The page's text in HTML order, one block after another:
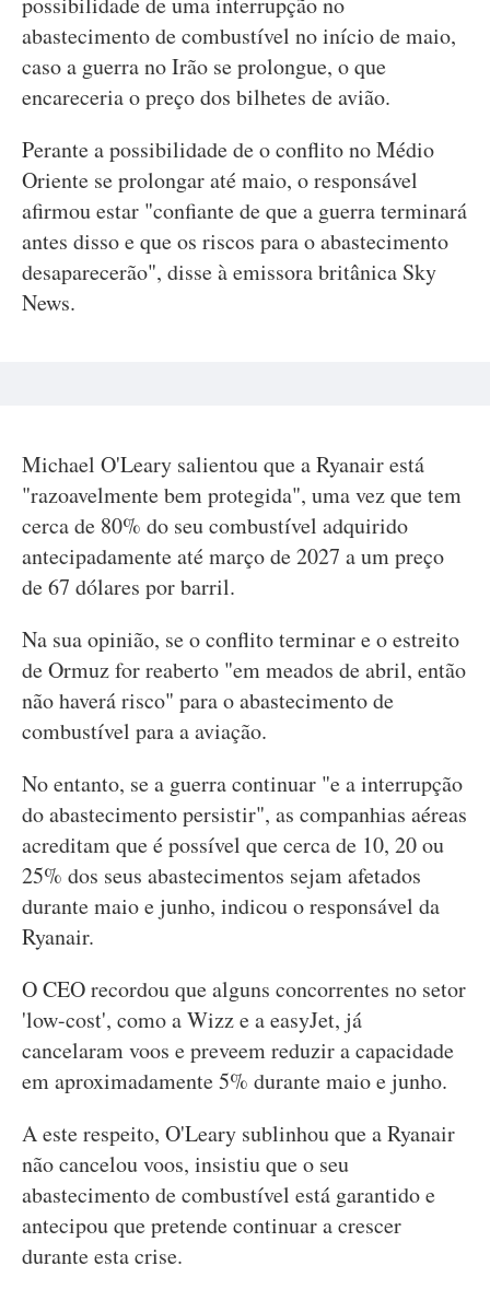
abastecimento de combustível no início de maio,
caso a guerra no Irão se prolongue, o que
encareceria o preço dos bilhetes de avião.
Perante a possibilidade de o conflito no Médio
Oriente se prolongar até maio, o responsável
afirmou estar "confiante de que a guerra terminará
antes disso e que os riscos para o abastecimento
desaparecerão", disse à emissora britânica Sky
News.
Michael O'Leary salientou que a Ryanair está
"razoavelmente bem protegida", uma vez que tem
cerca de 80% do seu combustível adquirido
antecipadamente até março de 2027 a um preço
de 67 dólares por barril.
Na sua opinião, se o conflito terminar e o estreito
de Ormuz for reaberto "em meados de abril, então
não haverá risco" para o abastecimento de
combustível para a aviação.
No entanto, se a guerra continuar "e a interrupção
do abastecimento persistir", as companhias aéreas
acreditam que é possível que cerca de 10, 20 ou
25% dos seus abastecimentos sejam afetados
durante maio e junho, indicou o responsável da
Ryanair.
O CEO recordou que alguns concorrentes no setor
'low-cost', como a Wizz e a easyJet, já
cancelaram voos e preveem reduzir a capacidade
em aproximadamente 5% durante maio e junho.
A este respeito, O'Leary sublinhou que a Ryanair
não cancelou voos, insistiu que o seu
abastecimento de combustível está garantido e
antecipou que pretende continuar a crescer
durante esta crise.